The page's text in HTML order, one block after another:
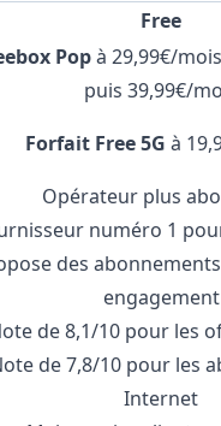
Free
Popà 29,99€/
puis 39,99€/
Forfait Free 5G à
Opérateur plus
numéro 1
des
engagement
de 8,1/10 pour les
de 7,8/10 pour les
Internet